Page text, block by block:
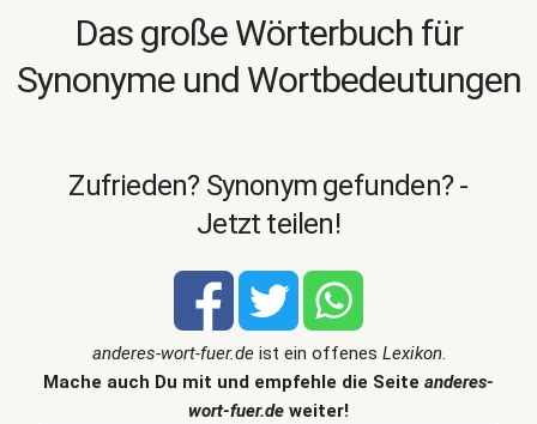
Das große Wörterbuch für
Synonyme und Wortbedeutungen
Zufrieden? Synonym gefunden? -
Jetzt teilen!
anderes-wort-fuer.deist ein offenes Lexikon.
Mache auch Du mit und empfehle die Seite anderes-
wort-fuer.de weiter!